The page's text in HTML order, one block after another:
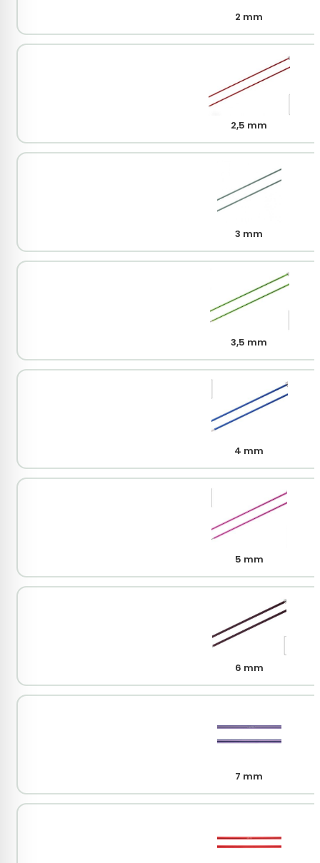
2 mm
2,5 mm
3 mm
3,5 mm
4 mm
5 mm
6 mm
7 mm